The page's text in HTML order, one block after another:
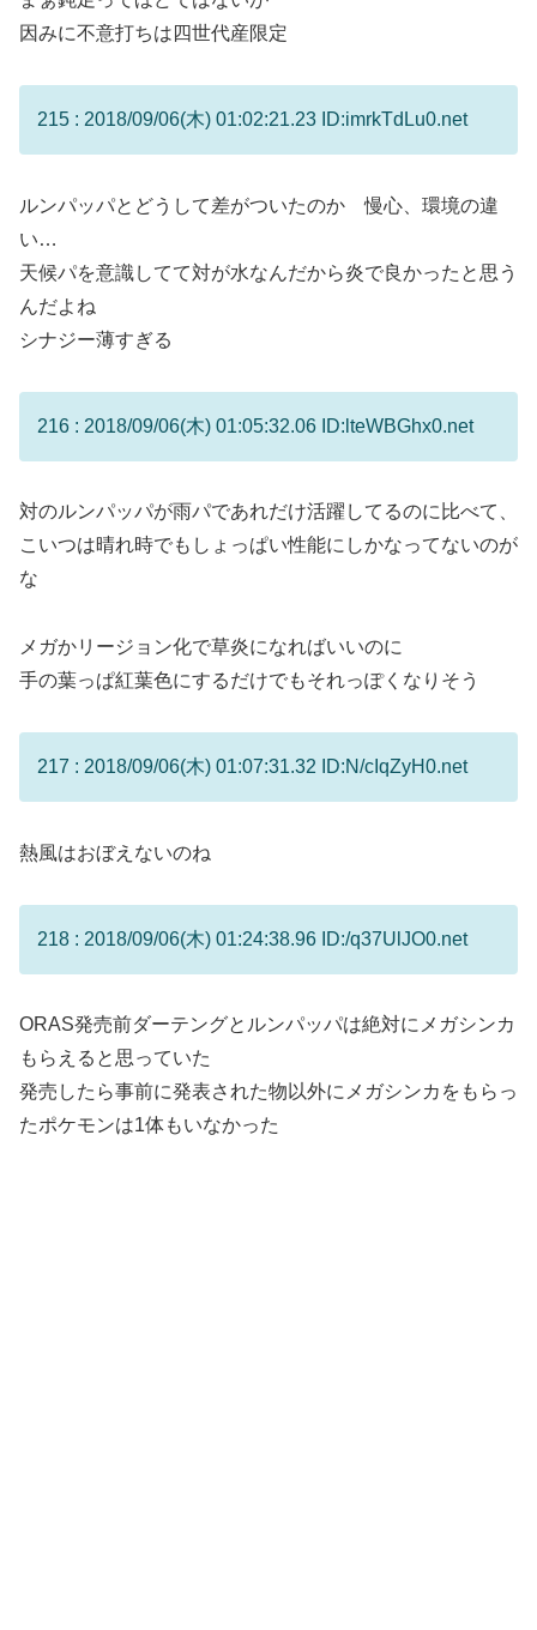
因みに不意打ちは四世代産限定
215 : 2018/09/06(木) 01:02:21.23 ID:imrkTdLu0.net
ルンパッパとどうして差がついたのか 慢心、環境の違
い…
天候パを意識してて対が水なんだから炎で良かったと思う
んだよね
シナジー薄すぎる
216 : 2018/09/06(木) 01:05:32.06 ID:lteWBGhx0.net
対のルンパッパが雨パであれだけ活躍してるのに比べて、
こいつは晴れ時でもしょっぱい性能にしかなってないのが
な
メガかリージョン化で草炎になればいいのに
手の葉っぱ紅葉色にするだけでもそれっぽくなりそう
217 : 2018/09/06(木) 01:07:31.32 ID:N/cIqZyH0.net
熱風はおぼえないのね
218 : 2018/09/06(木) 01:24:38.96 ID:/q37UlJO0.net
ORAS発売前ダーテングとルンパッパは絶対にメガシンカ
もらえると思っていた
発売したら事前に発表された物以外にメガシンカをもらっ
たポケモンは1体もいなかった